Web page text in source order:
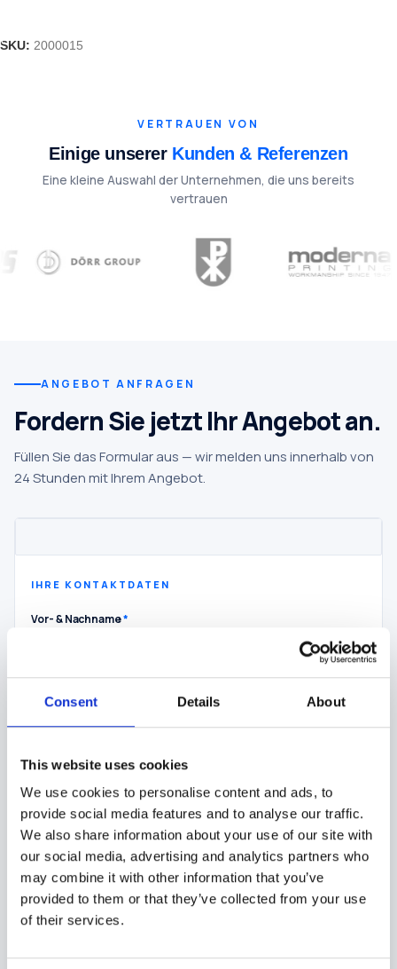
Consent Details About
This website uses cookies
We use cookies to personalise content and ads, to
provide social media features and to analyse our traffic.
We also share information about your use of our site with
our social media, advertising and analytics partners who
may combine it with other information that you’ve
provided to them or that they’ve collected from your use
of their services.
SKU: 2000015
VERTRAUEN VON
Einige unserer Kunden & Referenzen
Eine kleine Auswahl der Unternehmen, die uns bereits
vertrauen
ANGEBOT ANFRAGEN
Fordern Sie jetzt Ihr Angebot an.
Füllen Sie das Formular aus — wir melden uns innerhalb von
24 Stunden mit Ihrem Angebot.
IHRE KONTAKTDATEN
Vor- & Nachname*
Unternehmen
Telefon